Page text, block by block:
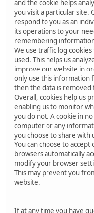
and the cookie helps
you visit a particular site.
respond to you as an
its operations to your
remembering
We use traffic log
used. This helps us
improve our website in
only use this information
then the data is removed
Overall, cookies help us
enabling us to monitor
you do not. A cookie in
computer or any
you choose to share with
You can choose to
browsers automatically
modify your browser
This may prevent you
website.
If at any time you have